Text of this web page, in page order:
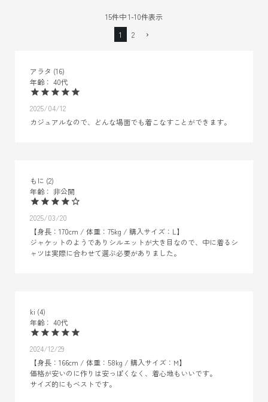
15件中1-10件表示
1
2
アラタ 16
40代
2025/04/12
カジュアルなので、どんな場面でも着こなすことができます。
もに 2
非公開
2025/03/20
【身長：170cm / 体重：75kg / 購入サイズ：L】
ジャケットのようでありシルエットが大き目なので、中に着るシ
ャツは実際に合わせて選ぶ必要がありました。
ki 4
40代
2024/12/29
【身長：166cm / 体重：58kg / 購入サイズ：М】
価格が安いのに作りは安っぽくなく、着心地もいいです。
サイズ的にもベストです。